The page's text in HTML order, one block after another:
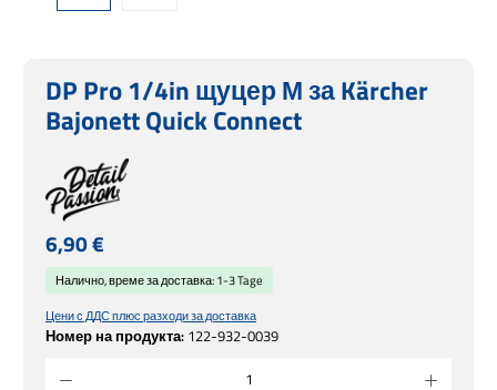
DP Pro 1/4in щуцер М за Kärcher
Bajonett Quick Connect
Редовна цена:
6,90 €
Цени с ДДС плюс разходи за доставка
Номер на продукта: 122-932-0039
Налично, време за доставка: 1-3 Tage